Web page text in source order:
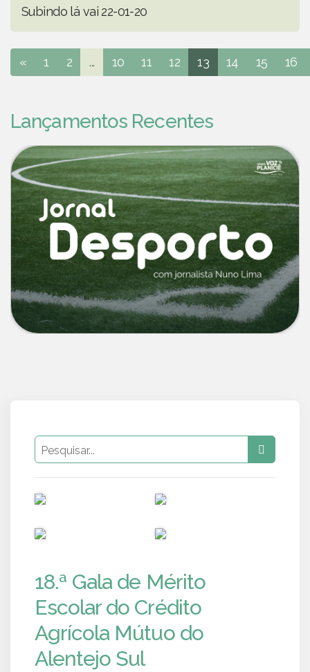
Subindo lá vai 22-01-20
« 1 2 ... 10 11 12 13 14 15 16
Lançamentos Recentes
18.ª Gala de Mérito
Escolar do Crédito
Agrícola Mútuo do
Alentejo Sul